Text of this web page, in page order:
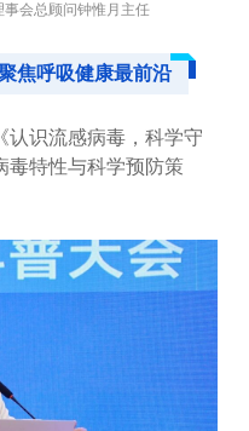
会总顾问钟惟月主任
焦呼吸健康最前沿
认识流感病毒，科学守
毒特性与科学预防策